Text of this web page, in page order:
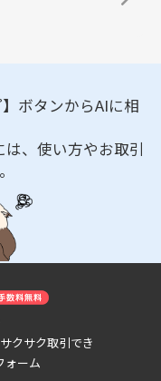
ボタンからAIに相
は、使い方やお取引
クサク取引でき
ォーム